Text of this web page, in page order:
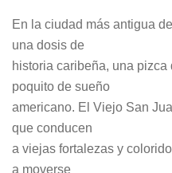
En la ciudad más antigua
una dosis de
historia caribeña, una
poquito de sueño
americano. El Viejo San
que conducen
a viejas fortalezas y
a moverse